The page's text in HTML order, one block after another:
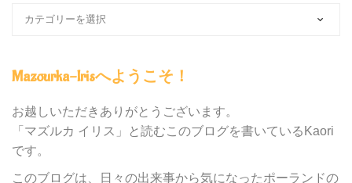
の
テ
ゴ
ー
別
Mazourka-Irisへようこそ！
お越しいただきありがとうございます。
「マズルカ イリス」と読むこのブログを書いているKaori
です。
このブログは、日々の出来事から気になったポーランドの